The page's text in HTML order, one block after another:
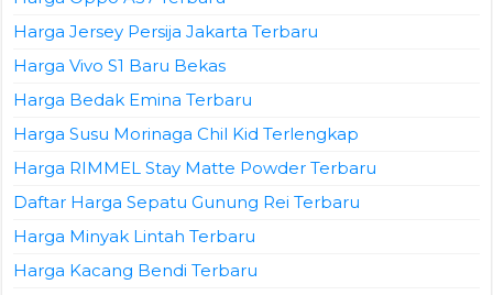
Harga Jersey Persija Jakarta Terbaru
Harga Vivo S1 Baru Bekas
Harga Bedak Emina Terbaru
Harga Susu Morinaga Chil Kid Terlengkap
Harga RIMMEL Stay Matte Powder Terbaru
Daftar Harga Sepatu Gunung Rei Terbaru
Harga Minyak Lintah Terbaru
Harga Kacang Bendi Terbaru